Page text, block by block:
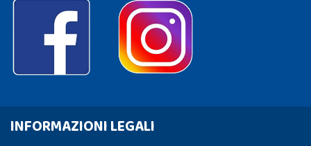
INFORMAZIONI LEGALI